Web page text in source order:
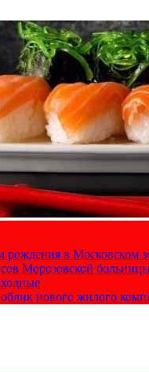
в Московском
Морозовской
нового жилого